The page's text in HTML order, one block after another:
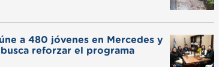
a 480 jóvenes en Mercedes y
reforzar el programa